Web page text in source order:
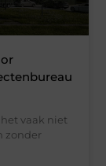
vaak niet
zonder